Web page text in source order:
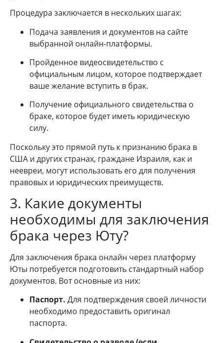
Процедура заключается в нескольких шагах:
Подача заявления и документов на сайте
выбранной онлайн-платформы.
Пройденное видеосвидетельство с
официальным лицом, которое подтверждает
ваше желание вступить в брак.
Получение официального свидетельства о
браке, которое будет иметь юридическую
силу.
Поскольку это прямой путь к признанию брака в
США и других странах, граждане Израиля, как и
неевреи, могут использовать его для получения
правовых и юридических преимуществ.
3. Какие документы
необходимы для заключения
брака через Юту?
Для заключения брака онлайн через платформу
Юты потребуется подготовить стандартный набор
документов. Вот основные из них:
Паспорт. Для подтверждения своей личности
необходимо предоставить оригинал
паспорта.